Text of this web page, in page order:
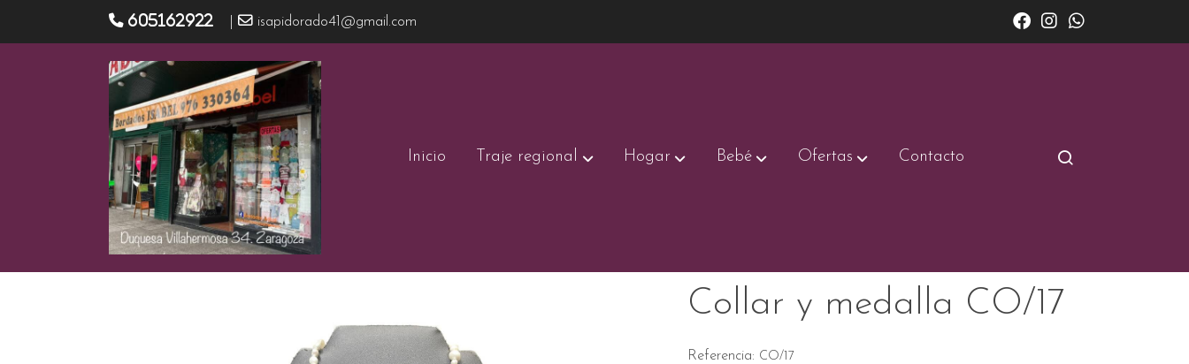
605162922 | isapidorado41@gmail.com
Inicio Traje regional Hogar Bebé Ofertas Contacto
Productos Collar y medalla CO/17
Collar y medalla CO/17
Referencia: CO/17